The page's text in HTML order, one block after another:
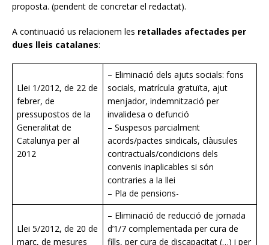
proposta. (pendent de concretar el redactat).
A continuació us relacionem les retallades afectades per
dues lleis catalanes:
Llei 1/2012, de 22 de
febrer, de
pressupostos de la
Generalitat de
Catalunya per al
2012
– Eliminació dels ajuts socials: fons
socials, matrícula gratuïta, ajut
menjador, indemnització per
invalidesa o defunció
– Suspesos parcialment
acords/pactes sindicals, clàusules
contractuals/condicions dels
convenis inaplicables si són
contraries a la llei
– Pla de pensions-
Llei 5/2012, de 20 de
març, de mesures
– Eliminació de reducció de jornada
d’1/7 complementada per cura de
fills, per cura de discapacitat (…) i per